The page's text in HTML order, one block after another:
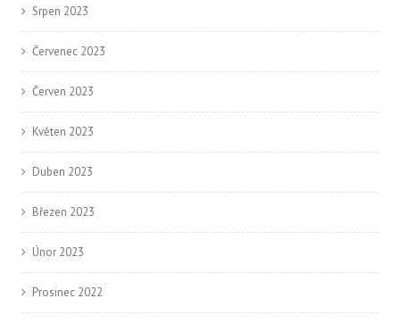
Srpen 2023
Červenec 2023
Červen 2023
Květen 2023
Duben 2023
Březen 2023
Únor 2023
Prosinec 2022